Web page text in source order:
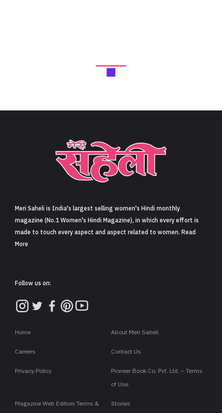
Meri Saheli is India's largest selling women's Hindi monthly
magazine (No.1 Women's Hindi Magazine), in which every effort is
made to touch every aspect and aspect related to women. Read
More
Follow us on:
Home About Meri Saheli
Careers Contact Us
Privacy Policy
Pioneer Book Co. Pvt. Ltd. – Terms
of Use
Magazine Web Edition Terms &
Stories